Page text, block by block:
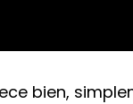
bien,